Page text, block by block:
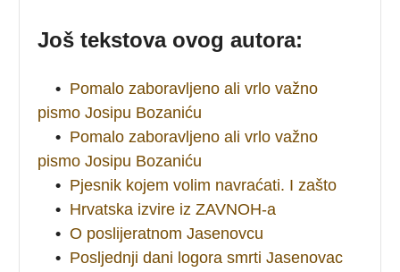
Još tekstova ovog autora:
• Pomalo zaboravljeno ali vrlo važno
pismo Josipu Bozaniću
• Pomalo zaboravljeno ali vrlo važno
pismo Josipu Bozaniću
• Pjesnik kojem volim navraćati. I zašto
• Hrvatska izvire iz ZAVNOH-a
• O poslijeratnom Jasenovcu
• Posljednji dani logora smrti Jasenovac